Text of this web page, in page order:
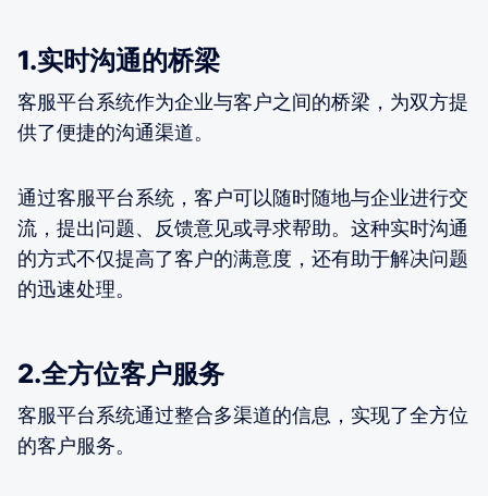
1.实时沟通的桥梁
客服平台系统作为企业与客户之间的桥梁，为双方提
供了便捷的沟通渠道。
通过客服平台系统，客户可以随时随地与企业进行交
流，提出问题、反馈意见或寻求帮助。这种实时沟通
的方式不仅提高了客户的满意度，还有助于解决问题
的迅速处理。
2.全方位客户服务
客服平台系统通过整合多渠道的信息，实现了全方位
的客户服务。